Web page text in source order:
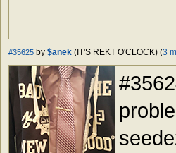
#35625 by $anek (IT'S REKT O'CLOCK) (3